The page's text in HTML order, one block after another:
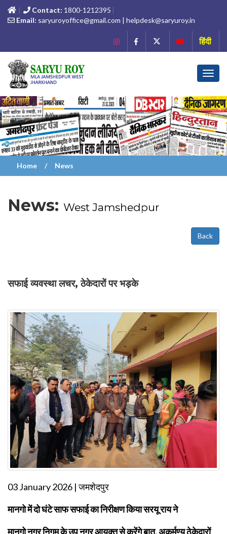
Contact: 1800-1212395
Email: saryuroyoffice@gmail.com | helpdesk@saryuroy.in
हिंदी
Home News
News: West Jamshedpur
Back
सफाई व्यवस्था लचर, ठेकेदारों पर भड़के
03 January 2026 | जमशेदपुर
मानगो में दो घंटे साफ सफाई का निरीक्षण किया सरयू राय ने
मानगो नगर निगम के उप नगर आयुक्त से करेंगे बात, अकर्मण्य ठेकेदारों